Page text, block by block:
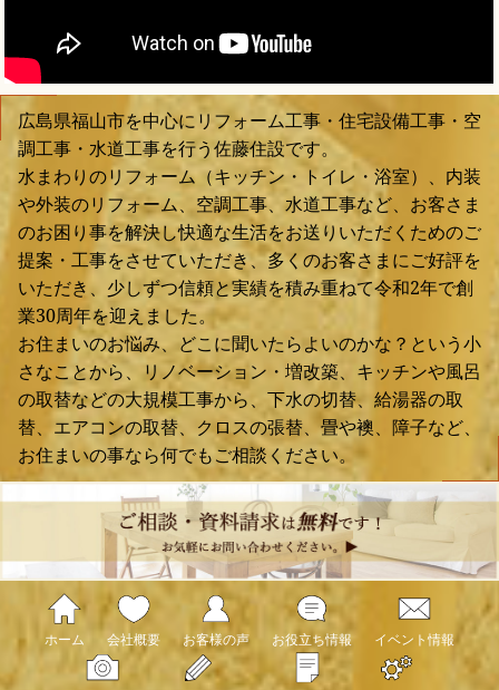
広島県福山市を中心にリフォーム工事・住宅設備工事・空
調工事・水道工事を行う佐藤住設です。
水まわりのリフォーム（キッチン・トイレ・浴室）、内装
や外装のリフォーム、空調工事、水道工事など、お客さま
のお困り事を解決し快適な生活をお送りいただくためのご
提案・工事をさせていただき、多くのお客さまにご好評を
いただき、少しずつ信頼と実績を積み重ねて令和2年で創
業30周年を迎えました。
お住まいのお悩み、どこに聞いたらよいのかな？という小
さなことから、リノベーション・増改築、キッチンや風呂
の取替などの大規模工事から、下水の切替、給湯器の取
替、エアコンの取替、クロスの張替、畳や襖、障子など、
お住まいの事なら何でもご相談ください。
ホーム 会社概要 お客様の声 お役立ち情報 イベント情報